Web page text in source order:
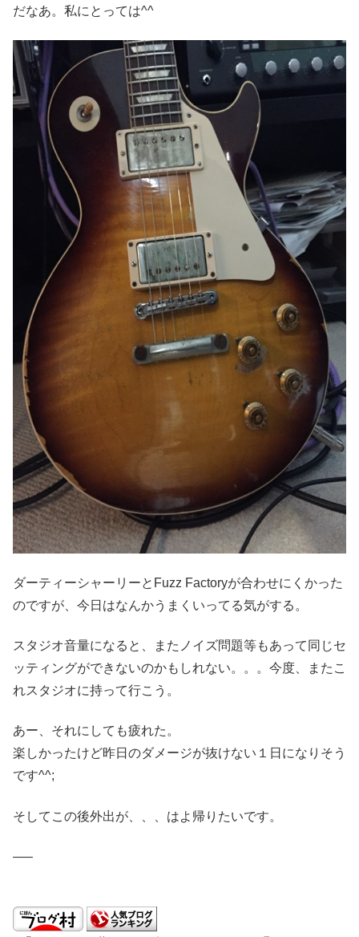
だなあ。私にとっては^^
ダーティーシャーリーとFuzz Factoryが合わせにくかった
のですが、今日はなんかうまくいってる気がする。
スタジオ音量になると、またノイズ問題等もあって同じセ
ッティングができないのかもしれない。。。今度、またこ
れスタジオに持って行こう。
あー、それにしても疲れた。
楽しかったけど昨日のダメージが抜けない１日になりそう
です^^;
そしてこの後外出が、、、はよ帰りたいです。
—–